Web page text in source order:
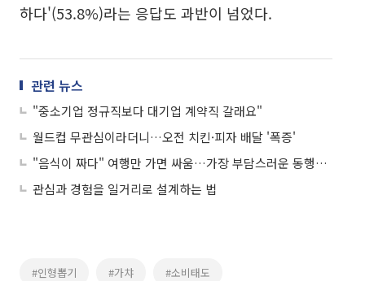
하다'(53.8%)라는 응답도 과반이 넘었다.
관련 뉴스
"중소기업 정규직보다 대기업 계약직 갈래요"
월드컵 무관심이라더니…오전 치킨·피자 배달 '폭증'
"음식이 짜다" 여행만 가면 싸움…가장 부담스러운 동행인은 '부모님'
관심과 경험을 일거리로 설계하는 법
#인형뽑기 #가챠 #소비태도